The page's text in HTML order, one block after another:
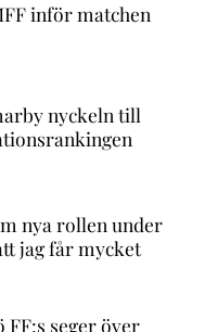
inför matchen
nyckeln till
nya rollen under
jag får mycket
seger över